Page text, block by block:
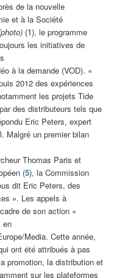
de la nouvelle
et à la Société
(1), le programme
les initiatives de
à la demande (VOD). «
2012 des expériences
les projets Tide
des distributeurs tels que
Eric Peters, expert
Malgré un premier bilan
Thomas Paris et
(5), la Commission
dit Eric Peters, des
». Les appels à
de son action «
en
Media. Cette année,
ont été attribués à pas
promotion, la distribution et
sur les plateformes